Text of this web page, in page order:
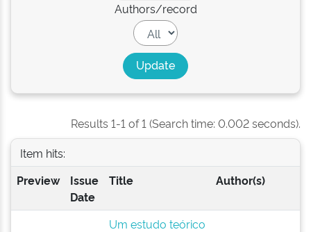
Authors/record
Results 1-1 of 1 (Search time: 0.002 seconds).
Item hits:
Preview
Issue
Date
Title Author(s)
Um estudo teórico